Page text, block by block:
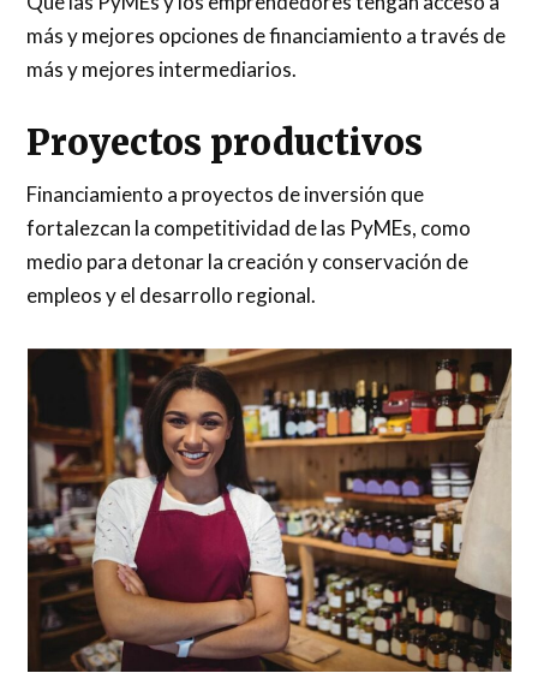
más y mejores opciones de financiamiento a través de
más y mejores intermediarios.
Proyectos productivos
Financiamiento a proyectos de inversión que
fortalezcan la competitividad de las PyMEs, como
medio para detonar la creación y conservación de
empleos y el desarrollo regional.